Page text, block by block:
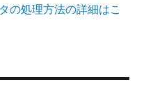
の処理方法の詳細はこ